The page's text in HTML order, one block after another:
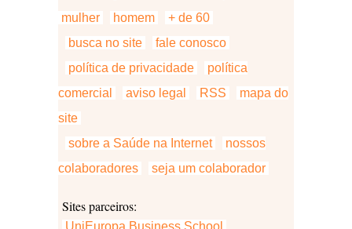
mulher
homem
+ de 60
busca no site
fale conosco
política de privacidade
política
comercial
aviso legal RSS
mapa do
site
sobre a Saúde na Internet
nossos
colaboradores
seja um colaborador
Sites parceiros:
UniEuropa Business School